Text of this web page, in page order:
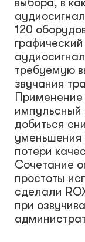
120
требуемую
звучания
Применение
импульсный
добиться
уменьшения
потери
Сочетание
простоты
сделали
при